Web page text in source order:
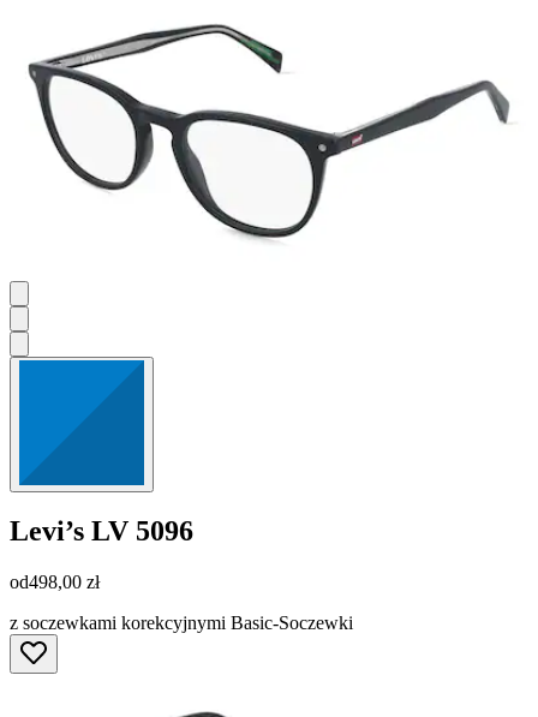
Levi’s LV 5096
od498,00 zł
z soczewkami korekcyjnymi Basic-Soczewki